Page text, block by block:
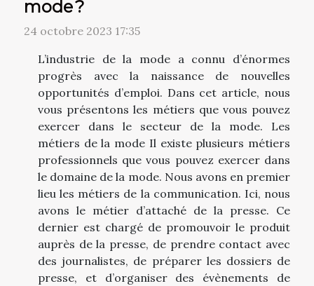
mode ?
24 octobre 2023 17:35
L’industrie de la mode a connu d’énormes
progrès avec la naissance de nouvelles
opportunités d’emploi. Dans cet article, nous
vous présentons les métiers que vous pouvez
exercer dans le secteur de la mode. Les
métiers de la mode Il existe plusieurs métiers
professionnels que vous pouvez exercer dans
le domaine de la mode. Nous avons en premier
lieu les métiers de la communication. Ici, nous
avons le métier d’attaché de la presse. Ce
dernier est chargé de promouvoir le produit
auprès de la presse, de prendre contact avec
des journalistes, de préparer les dossiers de
presse, et d’organiser des évènements de